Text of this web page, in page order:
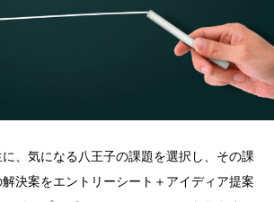
、気になる八王子の課題を選択し、その課
決案をエントリーシート＋アイディア提案